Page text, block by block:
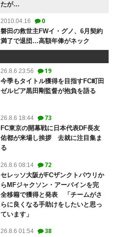
たが…
2010.04.16 0
磐田の救世主FWイ・グノ、6月契約
満了で退団…高額年俸がネック
26.8.6 23:56 19
今季もタイトル獲得を目指すFC町田
ゼルビア黒田剛監督が抱負を語る
26.8.6 18:44 73
FC東京の開幕戦に日本代表DF長友
佑都が来場し挨拶 去就に注目集ま
る
26.8.6 08:14 72
セレッソ大阪がFCザンクトパウリか
らMFジャクソン・アーバインを完
全移籍で獲得と発表 「チームがさ
らに良くなる手助けをしたいと思っ
ています」
26.8.6 01:54 38